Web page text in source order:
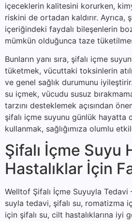
içeceklerin kalitesini korurken,
riskini de ortadan kaldırır. Ayrıca,
içeriğindeki faydalı bileşenlerin
mümkün olduğunca taze
Bunların yanı sıra, şifalı içme
tüketmek, vücuttaki toksinlerin
ve genel sağlık durumunu
su içmek, vücudu susuz
tarzını desteklemek açısından
şifalı içme suyunu günlük hayatta
kullanmak, sağlığımıza olumlu
Şifalı İçme Suyu
Hastalıklar İçin
Welltof Şifalı İçme Suyuyla Tedavi
suyla tedavi, şifalı su, romatizma
için şifalı su, cilt hastalıklarına iyi